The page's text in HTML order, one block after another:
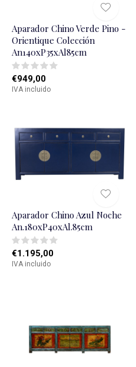
Aparador Chino Verde Pino -
Orientique Colección
An140xP35xAl85cm
€949,00
IVA incluido
Aparador Chino Azul Noche
An.180xP40xAl.85cm
€1.195,00
IVA incluido